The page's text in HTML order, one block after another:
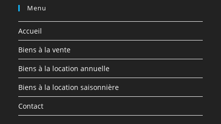
Menu
Accueil
Biens à la vente
Biens à la location annuelle
Biens à la location saisonnière
Contact